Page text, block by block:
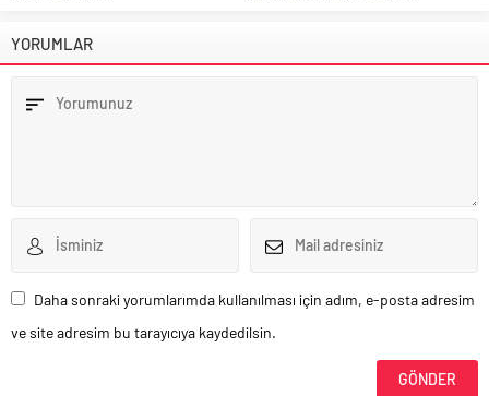
YORUMLAR
Daha sonraki yorumlarımda kullanılması için adım, e-posta adresim
ve site adresim bu tarayıcıya kaydedilsin.